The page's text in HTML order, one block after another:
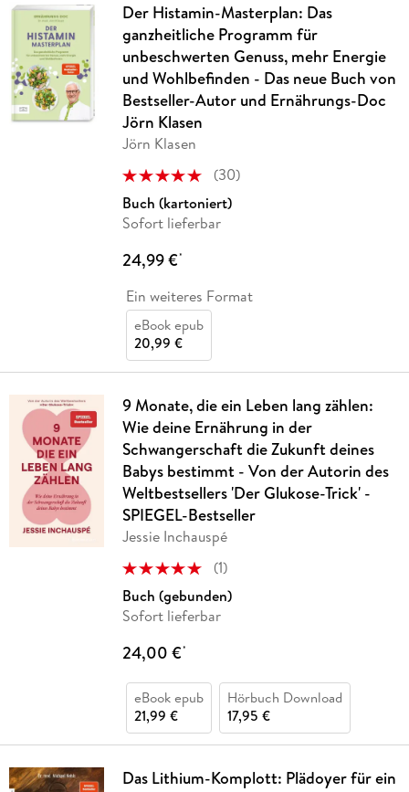
Der Histamin-Masterplan: Das
ganzheitliche Programm für
unbeschwerten Genuss, mehr Energie
und Wohlbefinden - Das neue Buch von
Bestseller-Autor und Ernährungs-Doc
Jörn Klasen
Jörn Klasen
(30)
Buch (kartoniert)
Sofort lieferbar
24,99 €*
Ein weiteres Format
eBook epub
20,99 €
9 Monate, die ein Leben lang zählen:
Wie deine Ernährung in der
Schwangerschaft die Zukunft deines
Babys bestimmt - Von der Autorin des
Weltbestsellers 'Der Glukose-Trick' -
SPIEGEL-Bestseller
Jessie Inchauspé
(1)
Buch (gebunden)
Sofort lieferbar
24,00 €*
eBook epub
21,99 €
Hörbuch Download
17,95 €
Das Lithium-Komplott: Plädoyer für ein